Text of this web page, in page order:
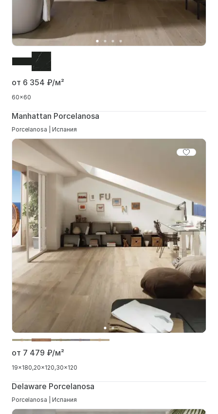
от 6 354 ₽/м²
60x60
Manhattan Porcelanosa
Porcelanosa | Испания
от 7 479 ₽/м²
19x180 20x120 30x120
Delaware Porcelanosa
Porcelanosa | Испания